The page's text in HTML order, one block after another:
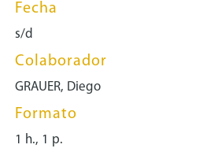
Fecha
s/d
Colaborador
GRAUER, Diego
Formato
1 h., 1 p.